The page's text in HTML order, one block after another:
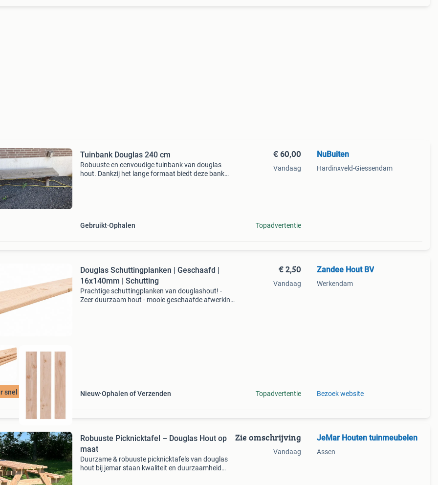
Tuinbank Douglas 240 cm
Robuuste en eenvoudige tuinbank van douglas
hout. Dankzij het lange formaat biedt deze bank
Gebruikt Ophalen
€ 60,00
Vandaag
Topadvertentie
NuBuiten
Hardinxveld-Giessendam
snel geleverd
Douglas Schuttingplanken | Geschaafd |
16x140mm | Schutting
Prachtige schuttingplanken van douglashout! -
Zeer duurzaam hout - mooie geschaafde afwerking
Nieuw Ophalen of Verzenden
€ 2,50
Vandaag
Topadvertentie
Zandee Hout BV
Werkendam
Bezoek website
Robuuste Picknicktafel – Douglas Hout op
maat
Duurzame & robuuste picknicktafels van douglas
hout bij jemar staan kwaliteit en duurzaamheid
Zie omschrijving
Vandaag
JeMar Houten tuinmeubelen
Assen